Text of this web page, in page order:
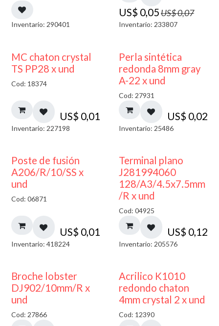
Inventario: 290401
US$ 0,05US$0,07
Inventario: 233807
MC chaton crystal
TS PP28 x und
Cod: 18374
US$ 0,01
Inventario: 227198
Perla sintética
redonda 8mm gray
A-22 x und
Cod: 27931
US$ 0,02
Inventario: 25486
Poste de fusión
A206/R/10/SS x
und
Cod: 06871
US$ 0,01
Inventario: 418224
Terminal plano
J281994060
128/A3/4.5x7.5mm
/R x und
Cod: 04925
US$ 0,12
Inventario: 205576
Broche lobster
DJ902/10mm/R x
und
Cod: 27866 50% DESCUENTO
Acrilico K1010
redondo chaton
4mm crystal 2 x und
Cod: 12390